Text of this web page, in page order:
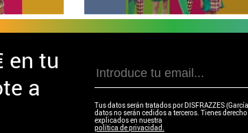
en tu
a
Tus datos serán tratados por DISFRAZZES
datos no serán cedidos a terceros. Tienes
explicados en nuestra
política de privacidad.